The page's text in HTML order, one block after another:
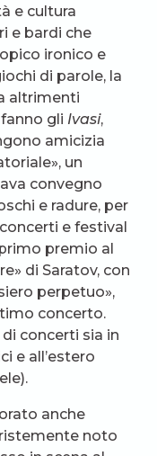
e cultura
e bardi che
ironico e
di parole, la
altrimenti
gli Ivasi,
amicizia
un
convegno
e radure, per
e festival
premio al
di Saratov, con
perpetuo»,
concerto.
di concerti sia in
e all’estero
anche
noto